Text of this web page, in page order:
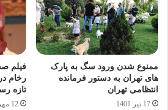
ممنوع شدن ورود سگ به پارک
های تهران به دستور فرمانده
انتظامی تهران
17 تیر 1401
فیلم
رخام
تازه
12 مهر 1404